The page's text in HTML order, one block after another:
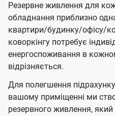
Резервне живлення для
обладнання приблизно
квартири/будинку/офісу/
коворкінгу потребує
енергоспоживання в
відрізняється.
Для полегшення
вашому приміщенні ми
резервного живлення,